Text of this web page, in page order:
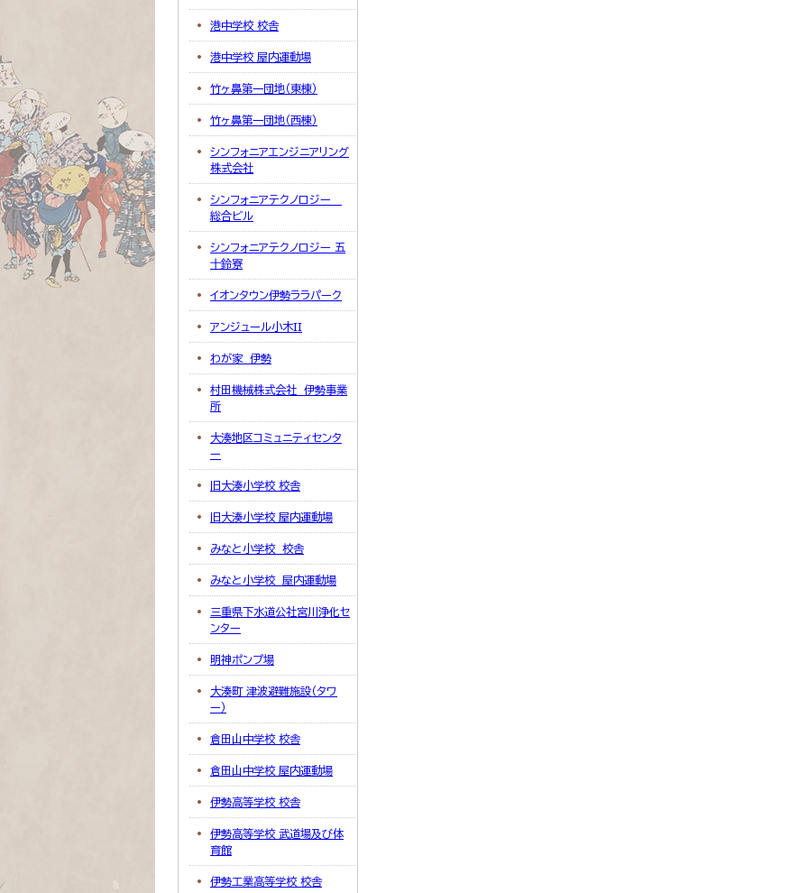
港中学校 校舎
港中学校 屋内運動場
竹ヶ鼻第一団地（東棟）
竹ヶ鼻第一団地（西棟）
シンフォニアエンジニアリング
株式会社
シンフォニアテクノロジー
総合ビル
シンフォニアテクノロジー 五
十鈴寮
イオンタウン伊勢ララパーク
アンジュール小木II
わが家 伊勢
村田機械株式会社 伊勢事業
所
大湊地区コミュニティセンタ
ー
旧大湊小学校 校舎
旧大湊小学校 屋内運動場
みなと小学校 校舎
みなと小学校 屋内運動場
三重県下水道公社宮川浄化セ
ンター
明神ポンプ場
大湊町 津波避難施設（タワ
ー）
倉田山中学校 校舎
倉田山中学校 屋内運動場
伊勢高等学校 校舎
伊勢高等学校 武道場及び体
育館
伊勢工業高等学校 校舎